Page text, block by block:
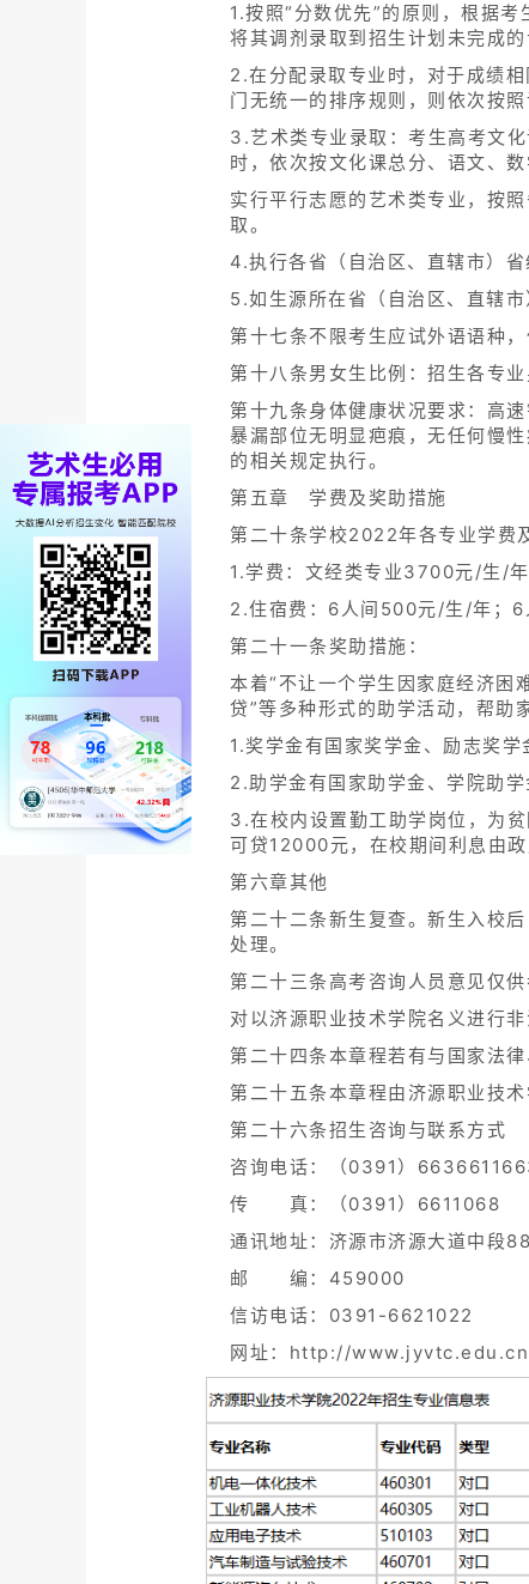
1.按照“分数优先”的原则，根据
将其调剂录取到招生计划未完成
2.在分配录取专业时，对于成绩
门无统一的排序规则，则依次按
3.艺术类专业录取：考生高考文
时，依次按文化课总分、语文、
实行平行志愿的艺术类专业，按
取。
4.执行各省（自治区、直辖市）
5.如生源所在省（自治区、直辖
第十七条不限考生应试外语语种
第十八条男女生比例：招生各专业
第十九条身体健康状况要求：高
暴漏部位无明显疤痕，无任何慢
的相关规定执行。
第五章 学费及奖助措施
第二十条学校2022年各专业学费
1.学费：文经类专业3700元/生/
2.住宿费：6人间500元/生/年；6
第二十一条奖助措施：
本着“不让一个学生因家庭经济困
贷”等多种形式的助学活动，帮助
1.奖学金有国家奖学金、励志奖
2.助学金有国家助学金、学院助
3.在校内设置勤工助学岗位，为
可贷12000元，在校期间利息由
第六章其他
第二十二条新生复查。新生入校
处理。
第二十三条高考咨询人员意见仅
对以济源职业技术学院名义进行
第二十四条本章程若有与国家法
第二十五条本章程由济源职业技术
第二十六条招生咨询与联系方式
咨询电话：（0391）
传 真：（0391）6611068
通讯地址：济源市济源大道中段
邮 编：459000
信访电话：0391-6621022
网址：http://www.jyvtc.edu.cn